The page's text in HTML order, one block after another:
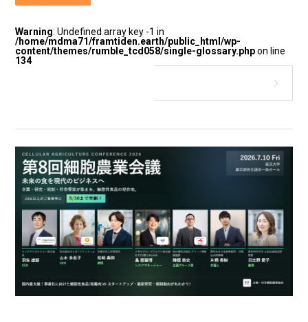
Warning: Undefined array key -1 in
/home/mdma71/framtiden.earth/public_html/wp-
content/themes/rumble_tcd058/single-glossary.phpon line
134